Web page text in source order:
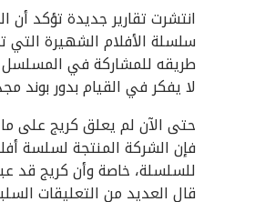
انتشرت تقارير جديدة تؤكد
لا يفكر في القيام بدور بوند
حتى الآن لم يعلق كريج على
فإن الشركة المنتجة لسلسة
للسلسلة، خاصة وأن كريج قد
قال العديد من التعليقات